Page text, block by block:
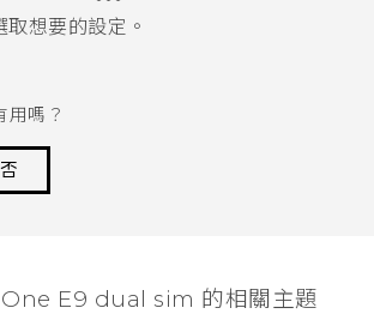
取想要的設定。
用嗎？
否
E9 dual sim 的相關主題